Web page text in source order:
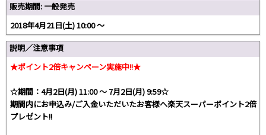
販売期間: 一般発売
2018年4月21日(土) 10:00 〜
説明／注意事項
★ポイント2倍キャンペーン実施中!!★
☆期間：4月2日(月) 11:00 〜 7月2日(月) 9:59☆
期間内にお申込み/ご入金いただいたお客様へ楽天スーパーポイント2倍
プレゼント!!